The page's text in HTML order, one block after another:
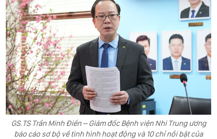
GS.TS Trần Minh Điển – Giám đốc Bệnh viện Nhi Trung ương
báo cáo sơ bộ về tình hình hoạt động và 10 chỉ nổi bật của